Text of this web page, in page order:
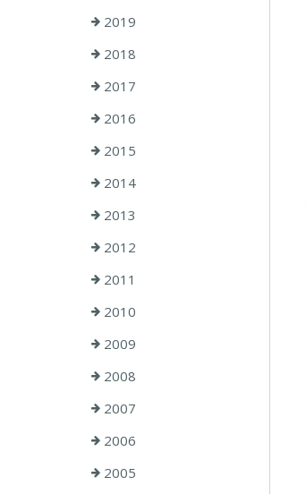
2019
2018
2017
2016
2015
2014
2013
2012
2011
2010
2009
2008
2007
2006
2005